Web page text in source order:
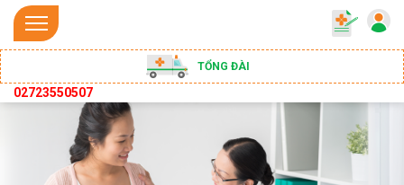
TỔNG ĐÀI
02723550507